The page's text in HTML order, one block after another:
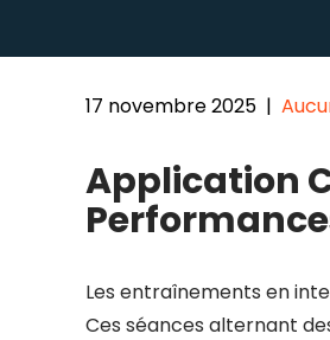
17 novembre 2025 |
Application
Les entraînements en
Ces séances alternant